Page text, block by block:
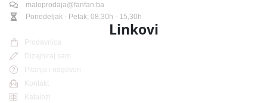
maloprodaja@fanfan.ba
Ponedeljak - Petak; 08,30h - 15,30h
Linkovi
Prodavnica
Dizajniraj sam
Pitanja i odgovori
Kontakt
Katalozi